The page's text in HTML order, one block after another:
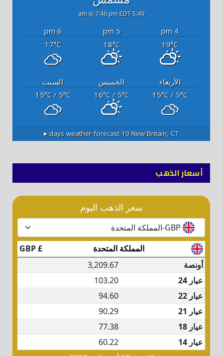
5:49 am
7:46 pm EDT
4 pm
5 pm
6 pm
19°C
18°C
17°C
الأربعاء الخميس
السبت
15°C / 5°C
16°C/ 5°C
15°C/ 5°C
New Britain, CT
أسعار الذهب